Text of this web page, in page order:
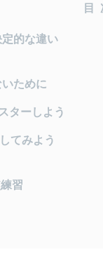
的な違い
ために
ターしよう
てみよう
習